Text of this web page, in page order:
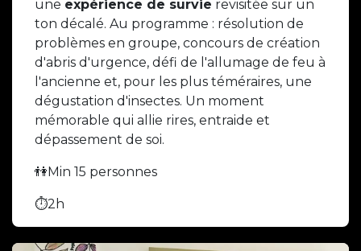
une expérience de survie revisitée sur un
ton décalé. Au programme : résolution de
problèmes en groupe, concours de création
d'abris d'urgence, défi de l'allumage de feu à
l'ancienne et, pour les plus téméraires, une
dégustation d'insectes. Un moment
mémorable qui allie rires, entraide et
dépassement de soi.
👫Min 15 personnes
⏱️2h